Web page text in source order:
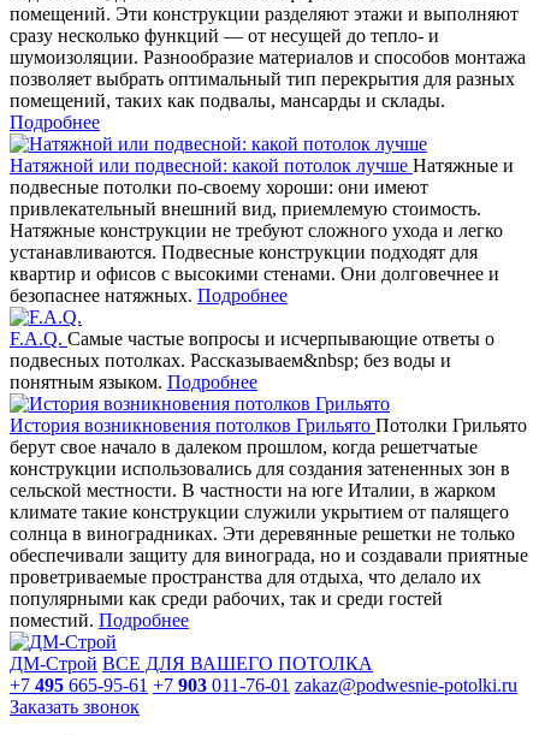
помещений. Эти конструкции разделяют этажи и выполняют
сразу несколько функций — от несущей до тепло- и
шумоизоляции. Разнообразие материалов и способов монтажа
позволяет выбрать оптимальный тип перекрытия для разных
помещений, таких как подвалы, мансарды и склады.
Подробнее
Натяжной или подвесной: какой потолок лучше Натяжные и
подвесные потолки по-своему хороши: они имеют
привлекательный внешний вид, приемлемую стоимость.
Натяжные конструкции не требуют сложного ухода и легко
устанавливаются. Подвесные конструкции подходят для
квартир и офисов с высокими стенами. Они долговечнее и
безопаснее натяжных. Подробнее
F.A.Q. Самые частые вопросы и исчерпывающие ответы о
подвесных потолках. Рассказываем&nbsp; без воды и
понятным языком. Подробнее
История возникновения потолков Грильято Потолки Грильято
берут свое начало в далеком прошлом, когда решетчатые
конструкции использовались для создания затененных зон в
сельской местности. В частности на юге Италии, в жарком
климате такие конструкции служили укрытием от палящего
солнца в виноградниках. Эти деревянные решетки не только
обеспечивали защиту для винограда, но и создавали приятные
проветриваемые пространства для отдыха, что делало их
популярными как среди рабочих, так и среди гостей
поместий. Подробнее
ДМ-Строй ВСЕ ДЛЯ ВАШЕГО ПОТОЛКА
+7 495 665-95-61 +7 903 011-76-01 zakaz@podwesnie-potolki.ru
Заказать звонок